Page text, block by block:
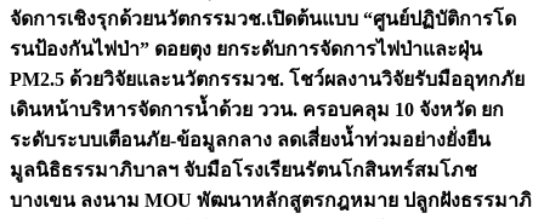
จัดการเชิงรุกด้วยนวัตกรรมวช.เปิดต้นแบบ “ศูนย์ปฏิบัติการโด
รนป้องกันไฟป่า” ดอยตุง ยกระดับการจัดการไฟป่าและฝุ่น
PM2.5 ด้วยวิจัยและนวัตกรรมวช. โชว์ผลงานวิจัยรับมืออุทกภัย
เดินหน้าบริหารจัดการน้ำด้วย ววน. ครอบคลุม 10 จังหวัด ยก
ระดับระบบเตือนภัย-ข้อมูลกลาง ลดเสี่ยงน้ำท่วมอย่างยั่งยืน
มูลนิธิธรรมาภิบาลฯ จับมือโรงเรียนรัตนโกสินทร์สมโภช
บางเขน ลงนาม MOU พัฒนาหลักสูตรกฎหมาย ปลูกฝังธรรมาภิ